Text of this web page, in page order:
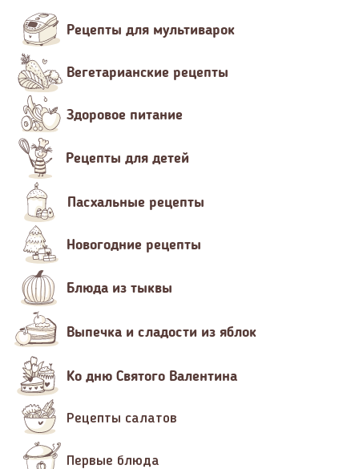
Рецепты для мультиварок
Вегетарианские рецепты
Здоровое питание
Рецепты для детей
Пасхальные рецепты
Новогодние рецепты
Блюда из тыквы
Выпечка и сладости из яблок
Ко дню Святого Валентина
Рецепты салатов
Первые блюда